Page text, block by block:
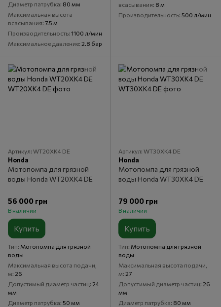
Диаметр патрубка 80 мм
Максимальная высота
всасывания 7.5 м
Производительность 1100 л/мин
Максимальное давление 2.8 бар
всасывания 8 м
Производительность 500 л/мин
Артикул: WT20XK4 DE
Honda
Мотопомпа для грязной
воды Honda WT20XK4 DE
56 000 грн
В наличии
Купить
Тип Мотопомпа для грязной
воды
Максимальная высота подачи,
м 26
Допустимый диаметр частиц 24
мм
Диаметр патрубка 50 мм
Артикул: WT30XK4 DE
Honda
Мотопомпа для грязной
воды Honda WT30XK4 DE
79 000 грн
В наличии
Купить
Тип Мотопомпа для грязной
воды
Максимальная высота подачи,
м 27
Допустимый диаметр частиц 26
мм
Диаметр патрубка 80 мм